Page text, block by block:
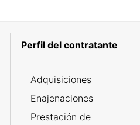
Perfil del contratante
Adquisiciones
Enajenaciones
Prestación de